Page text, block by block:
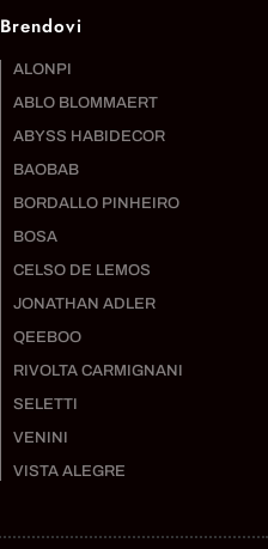
Brendovi
ALONPI
ABLO BLOMMAERT
ABYSS HABIDECOR
BAOBAB
BORDALLO PINHEIRO
BOSA
CELSO DE LEMOS
JONATHAN ADLER
QEEBOO
RIVOLTA CARMIGNANI
SELETTI
VENINI
VISTA ALEGRE